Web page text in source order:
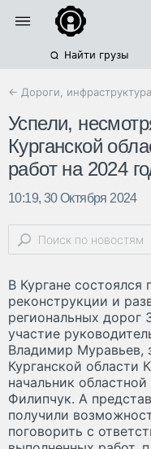
Найти грузы
← Дороги, инфраструктура
Успели,
Курганской
работ на 2024
10:19, 30 Октября 2024
В Кургане
реконструкции и
региональных дорог
участие
Владимир Муравьев,
Курганской области
начальник
Филипчук. А
получили
поговорить с